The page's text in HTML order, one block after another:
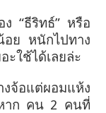
ง “ธีริทธ์” หรือ
ย หนักไปทาง
ะใช้ได้เลยล่ะ
จ้อแต่ผอมแห้ง
หาก คน 2 คนที่